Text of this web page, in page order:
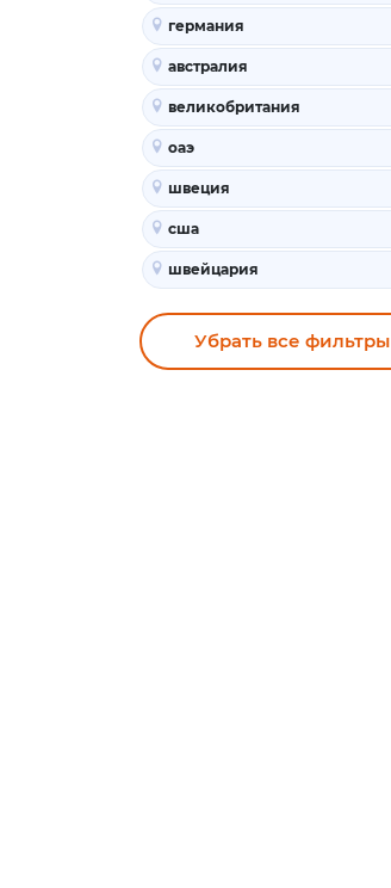
германия
австралия
великобритания
оаэ
швеция
сша
швейцария
Убрать все фильтры